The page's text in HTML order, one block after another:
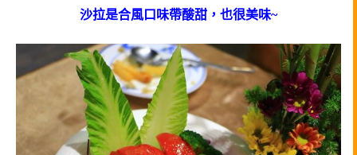
沙拉是合風口味帶酸甜，也很美味~